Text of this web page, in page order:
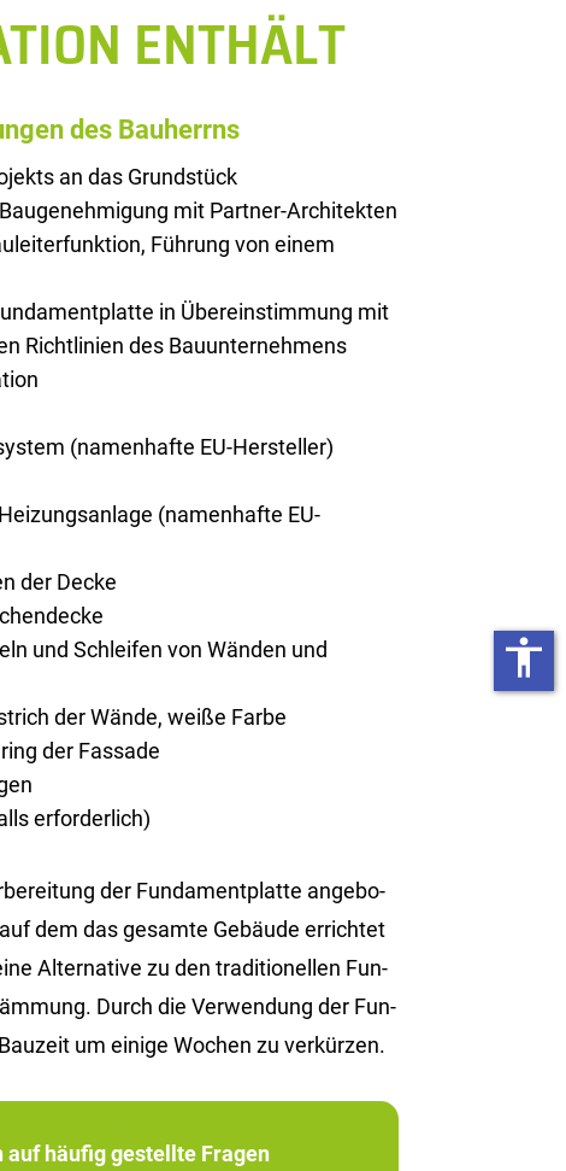
ENTHÄLT
des Bauherrns
an das Grundstück
mit Partner-Architekten
Führung von einem
in Übereinstimmung mit
Richtlinien des Bauunternehmens
(namenhafte EU-Hersteller)
(namenhafte EU-
der Decke
und Schleifen von Wänden und
der Wände, weiße Farbe
der Fassade
erforderlich)
der Fun­da­ment­plat­te an­ge­bo­
dem das ge­sam­te Ge­bäu­de er­rich­tet
Al­ter­na­ti­ve zu den tra­di­tio­nel­len Fun­
Durch die Ver­wen­dung der Fun­
um ei­ni­ge Wo­chen zu ver­kür­zen.
auf häufig gestellte Fragen
accessibility